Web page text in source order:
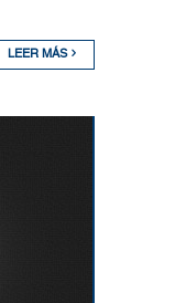
LEER MÁS